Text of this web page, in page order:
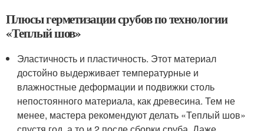
Плюсы герметизации срубов по технологии
«Теплый шов»
Эластичность и пластичность. Этот материал
достойно выдерживает температурные и
влажностные деформации и подвижки столь
непостоянного материала, как древесина. Тем не
менее, мастера рекомендуют делать «Теплый шов»